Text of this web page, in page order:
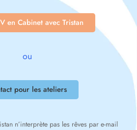
en Cabinet avec Tristan
ou
pour les ateliers
n’interprète pas les rêves par e-mail